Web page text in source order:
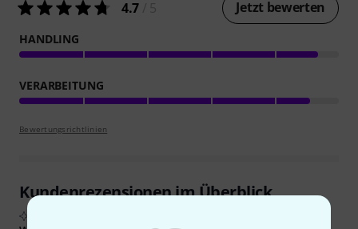
4.7 Jetzt bewerten
HANDLING
VERARBEITUNG
Bewertungsrichtlinien
Kundenrezensionen im Überblick